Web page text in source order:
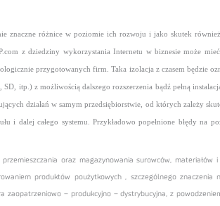
znaczne różnice w poziomie ich rozwoju i jako skutek
z dziedziny wykorzystania Internetu w biznesie może
przygotowanych firm. Taka izolacja z czasem będzie
itp.) z możliwością dalszego rozszerzenia bądź pełną
działań w samym przedsiębiorstwie, od których zależy
i dalej całego systemu. Przykładowo popełnione błędy
oraz magazynowania surowców,
produktów poużytkowych , szczególnego
– produkcyjno – dystrybucyjna, z